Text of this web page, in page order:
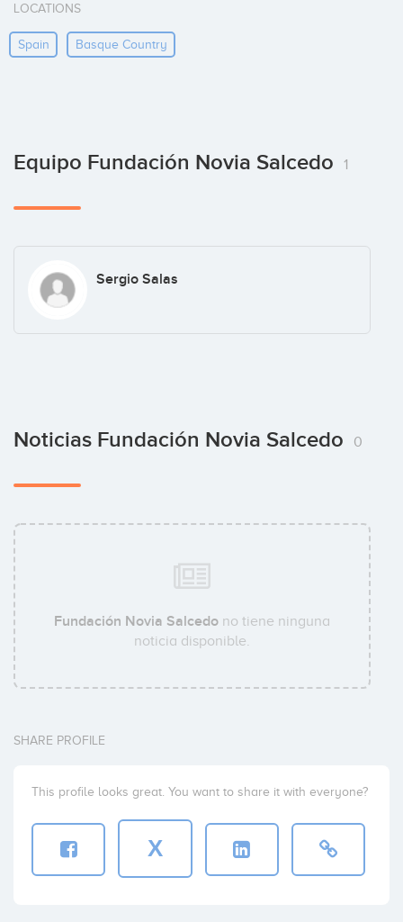
LOCATIONS
Spain Basque Country
Equipo Fundación Novia Salcedo 1
Sergio Salas
Noticias Fundación Novia Salcedo 0
Fundación Novia Salcedo no tiene ninguna
noticia disponible.
SHARE PROFILE
This profile looks great. You want to share it with everyone?
X